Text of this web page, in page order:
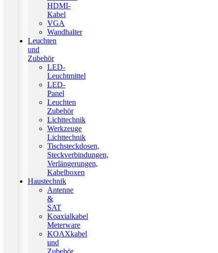
HDMI-
Kabel
VGA
Wandhalter
Leuchten
und
Zubehör
LED-
Leuchtmittel
LED-
Panel
Leuchten
Zubehör
Lichttechnik
Werkzeuge
Lichttechnik
Tischsteckdosen,
Steckverbindungen,
Verlängerungen,
Kabelboxen
Haustechnik
Antenne
&
SAT
Koaxialkabel
Meterware
KOAXkabel
und
Zubehör